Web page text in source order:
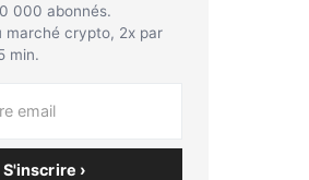
000 abonnés.
marché crypto, 2x par
min.
S'inscrire ›